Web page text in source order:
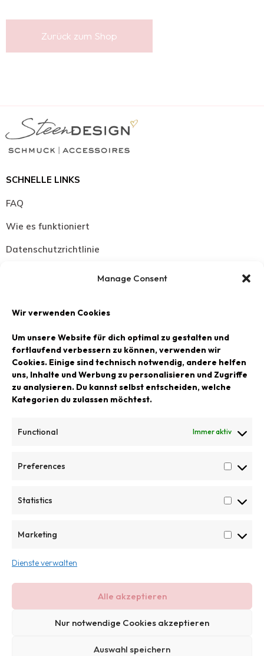
Manage Consent
Wir verwenden Cookies
Um unsere Website für dich optimal zu gestalten und
fortlaufend verbessern zu können, verwenden wir
Cookies. Einige sind technisch notwendig, andere helfen
uns, Inhalte und Werbung zu personalisieren und Zugriffe
zu analysieren. Du kannst selbst entscheiden, welche
Kategorien du zulassen möchtest.
Functional Immer aktiv
Preferences
Statistics
Marketing
Dienste verwalten
Alle akzeptieren
Nur notwendige Cookies akzeptieren
Auswahl speichern
Zurück zum Shop
SCHNELLE LINKS
FAQ
Wie es funktioniert
Datenschutzrichtlinie
Halsketten
Armbänder
Ohrringe
Rechteckige Tabletts
Boxen
KONTAKT AUFNEHMEN
c.steen@steendesign.de
2025 SteenDesign. Alle Rechte vorbehalten